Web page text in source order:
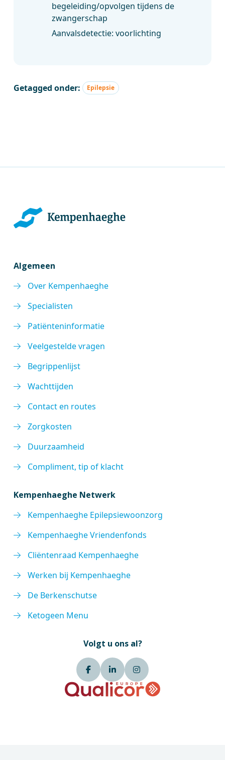
begeleiding/opvolgen tijdens de
zwangerschap
Aanvalsdetectie: voorlichting
Getagged onder: Epilepsie
Algemeen
Over Kempenhaeghe
Specialisten
Patiënteninformatie
Veelgestelde vragen
Begrippenlijst
Wachttijden
Contact en routes
Zorgkosten
Duurzaamheid
Compliment, tip of klacht
Kempenhaeghe Netwerk
Kempenhaeghe Epilepsiewoonzorg
Kempenhaeghe Vriendenfonds
Cliëntenraad Kempenhaeghe
Werken bij Kempenhaeghe
De Berkenschutse
Ketogeen Menu
Volgt u ons al?